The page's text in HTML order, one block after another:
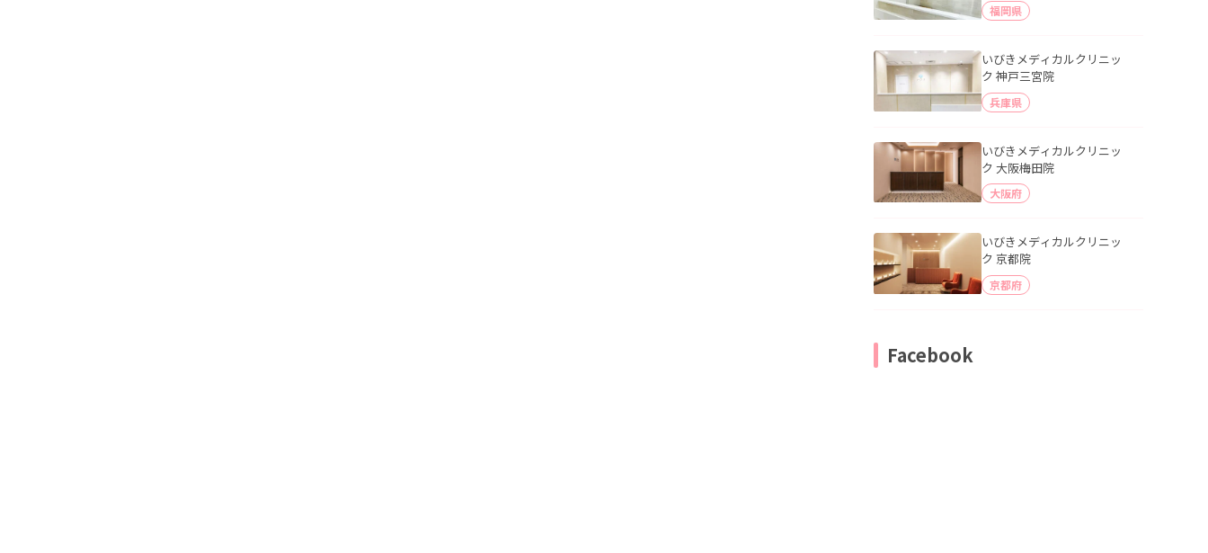
福岡県
いびきメディカルクリニッ
ク 神戸三宮院
兵庫県
いびきメディカルクリニッ
ク 大阪梅田院
大阪府
いびきメディカルクリニッ
ク 京都院
京都府
Facebook